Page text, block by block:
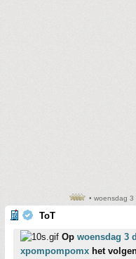
• woensdag
ToT
Op woensdag 3
xpompompomx het